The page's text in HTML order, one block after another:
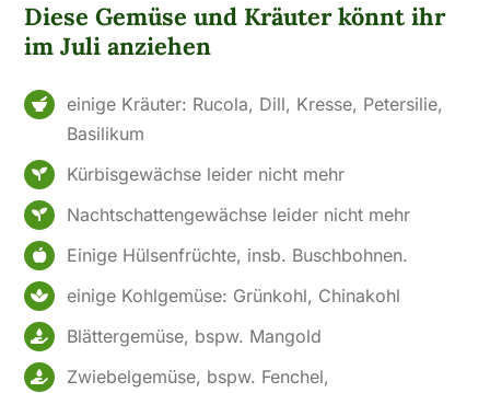
Diese Gemüse und Kräuter könnt ihr
im Juli anziehen
einige Kräuter: Rucola, Dill, Kresse, Petersilie,
Basilikum
Kürbisgewächse leider nicht mehr
Nachtschattengewächse leider nicht mehr
Einige Hülsenfrüchte, insb. Buschbohnen.
einige Kohlgemüse: Grünkohl, Chinakohl
Blättergemüse, bspw. Mangold
Zwiebelgemüse, bspw. Fenchel,